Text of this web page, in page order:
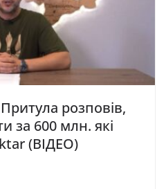
розповів,
за 600 млн. якi
(ВІДЕО)